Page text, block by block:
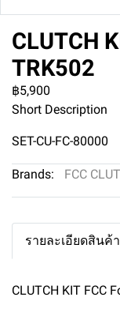
CLUTCH
TRK502
฿5,900
Short Description
SET-CU-FC-80000
Brands: FCC
รายละเอียดสินค้า
CLUTCH KIT FCC